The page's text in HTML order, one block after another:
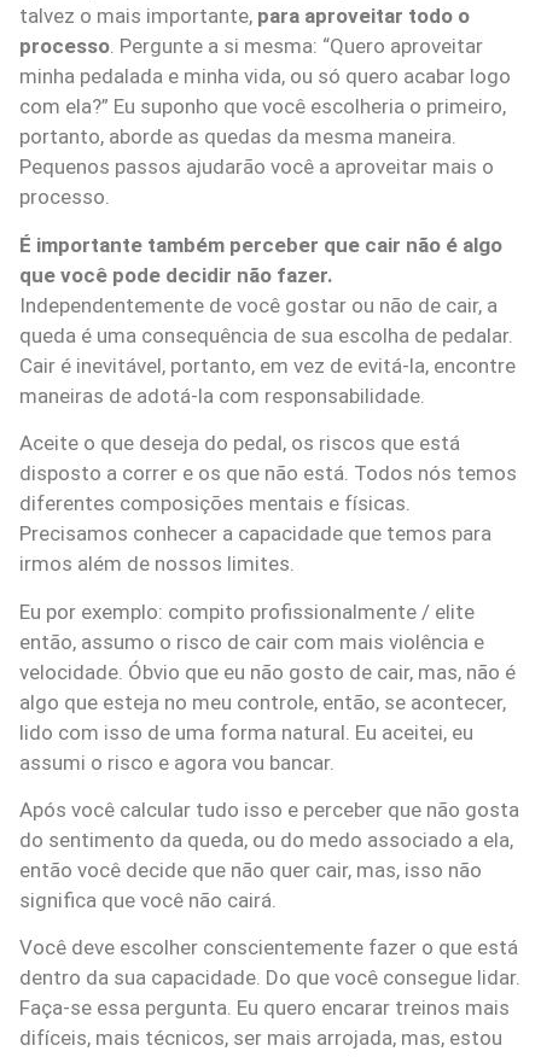
talvez o mais importante, para aproveitar todo o
processo. Pergunte a si mesma: “Quero aproveitar
minha pedalada e minha vida, ou só quero acabar logo
com ela?” Eu suponho que você escolheria o primeiro,
portanto, aborde as quedas da mesma maneira.
Pequenos passos ajudarão você a aproveitar mais o
processo.
É importante também perceber que cair não é algo
que você pode decidir não fazer.
Independentemente de você gostar ou não de cair, a
queda é uma consequência de sua escolha de pedalar.
Cair é inevitável, portanto, em vez de evitá-la, encontre
maneiras de adotá-la com responsabilidade.
Aceite o que deseja do pedal, os riscos que está
disposto a correr e os que não está. Todos nós temos
diferentes composições mentais e físicas.
Precisamos conhecer a capacidade que temos para
irmos além de nossos limites.
Eu por exemplo: compito profissionalmente / elite
então, assumo o risco de cair com mais violência e
velocidade. Óbvio que eu não gosto de cair, mas, não é
algo que esteja no meu controle, então, se acontecer,
lido com isso de uma forma natural. Eu aceitei, eu
assumi o risco e agora vou bancar.
Após você calcular tudo isso e perceber que não gosta
do sentimento da queda, ou do medo associado a ela,
então você decide que não quer cair, mas, isso não
significa que você não cairá.
Você deve escolher conscientemente fazer o que está
dentro da sua capacidade. Do que você consegue lidar.
Faça-se essa pergunta. Eu quero encarar treinos mais
difíceis, mais técnicos, ser mais arrojada, mas, estou